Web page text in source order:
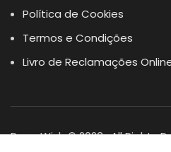
Política de Cookies
Termos e Condições
Livro de Reclamações
Dogs Wish © 2023 . All Rights